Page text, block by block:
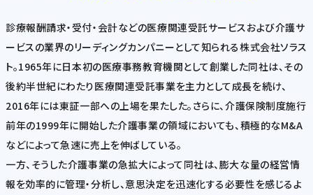
診療報酬請求・受付・会計などの医療関連受託サービスおよび介護サ
ービスの業界のリーディングカンパニーとして知られる株式会社ソラス
ト。1965年に日本初の医療事務教育機関として創業した同社は、その
後約半世紀にわたり医療関連受託事業を主力として成長を続け、
2016年には東証一部への上場を果たした。さらに、介護保険制度施行
前年の1999年に開始した介護事業の領域においても、積極的なM&A
などによって急速に売上を伸ばしている。
一方、そうした介護事業の急拡大によって同社は、膨大な量の経営情
報を効率的に管理・分析し、意思決定を迅速化する必要性を感じるよ